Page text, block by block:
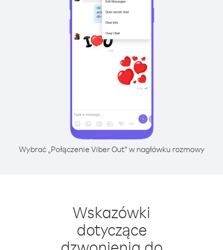
Wybrać „Połączenie Viber Out” w nagłówku rozmowy
Wskazówki
dotyczące